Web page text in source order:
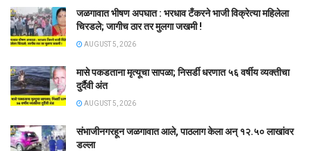
जळगावात भीषण अपघात : भरधाव टँकरने भाजी विक्रेत्या महिलेला
चिरडले; जागीच ठार तर मुलगा जखमी !
AUGUST 5, 2026
मासे पकडताना मृत्यूचा सापळा; निसर्डी धरणात ५६ वर्षीय व्यक्तीचा
दुर्दैवी अंत
AUGUST 5, 2026
संभाजीनगरहून जळगावात आले, पाठलाग केला अन् १२.५० लाखांवर
डल्ला